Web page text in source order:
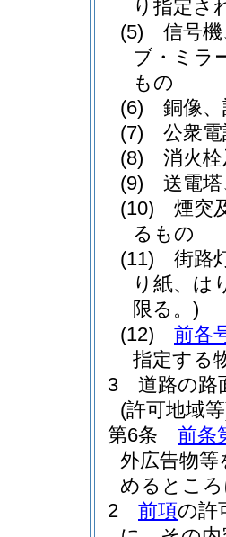
り指定さ
(5)
信号
ブ・ミラ
もの
(6)
銅像
(7)
公衆
(8)
消火
(9)
送電
(10)
煙突
るもの
(11)
街路
り紙、は
限る。)
(12)
前各
指定する
3
道路の路
(許可地域
第6条
前条
外広告物
めるとこ
2
前項の許